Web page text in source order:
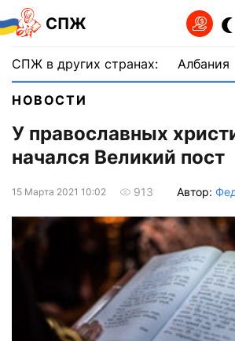
СПЖ
СПЖ в других странах: Албания
НОВОСТИ
У православных
начался Великий пост
15 Марта 2021 10:02 913 Автор: